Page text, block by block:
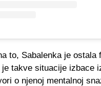
to, Sabalenka je ostala
je takve situacije izbace
o njenoj mentalnoj